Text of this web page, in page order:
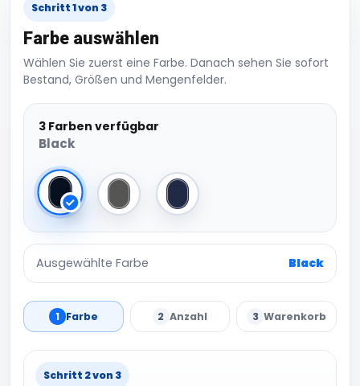
Schritt 1 von 3
Farbe auswählen
Wählen Sie zuerst eine Farbe. Danach sehen Sie sofort
Bestand, Größen und Mengenfelder.
3 Farben verfügbar
Black
Black Dark Grey Navy
Ausgewählte Farbe Black
1 Farbe 2 Anzahl 3 Warenkorb
Schritt 2 von 3